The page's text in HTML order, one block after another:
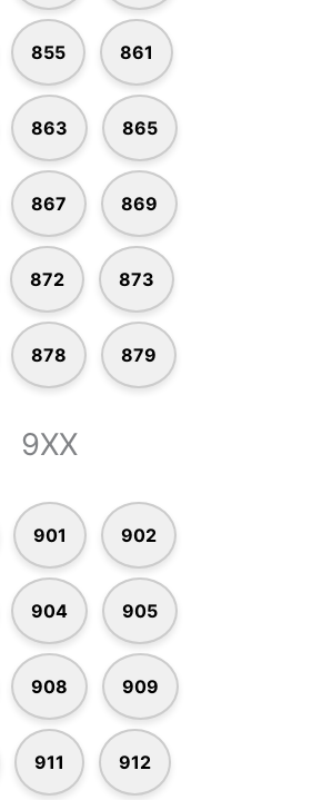
855 861
863 865
867 869
872 873
878 879
9XX
901 902
904 905
908 909
911 912